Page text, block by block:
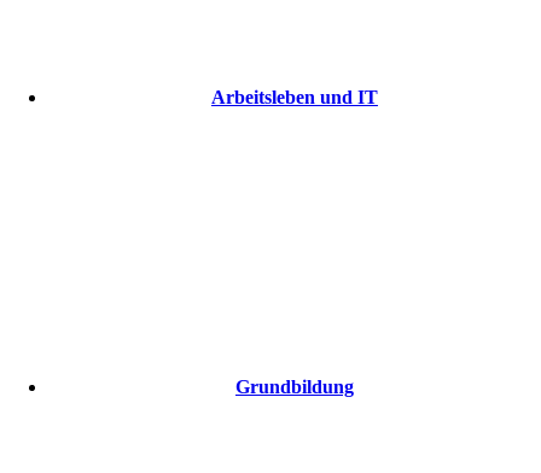
Arbeitsleben und IT
Grundbildung